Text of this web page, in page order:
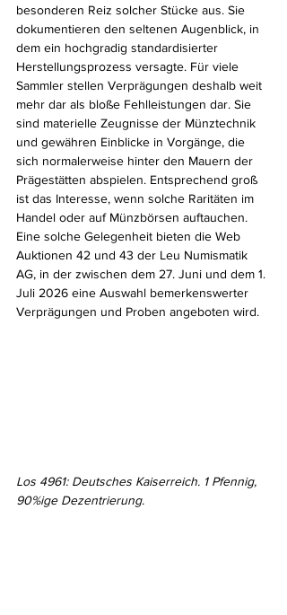
besonderen Reiz solcher Stücke aus. Sie
dokumentieren den seltenen Augenblick, in
dem ein hochgradig standardisierter
Herstellungsprozess versagte. Für viele
Sammler stellen Verprägungen deshalb weit
mehr dar als bloße Fehlleistungen dar. Sie
sind materielle Zeugnisse der Münztechnik
und gewähren Einblicke in Vorgänge, die
sich normalerweise hinter den Mauern der
Prägestätten abspielen. Entsprechend groß
ist das Interesse, wenn solche Raritäten im
Handel oder auf Münzbörsen auftauchen.
Eine solche Gelegenheit bieten die Web
Auktionen 42 und 43 der Leu Numismatik
AG, in der zwischen dem 27. Juni und dem 1.
Juli 2026 eine Auswahl bemerkenswerter
Verprägungen und Proben angeboten wird.
Los 4961: Deutsches Kaiserreich. 1 Pfennig,
90%ige Dezentrierung.